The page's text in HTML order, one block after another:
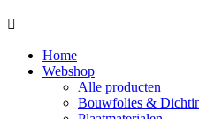
Home
Webshop
Alle producten
Bouwfolies &